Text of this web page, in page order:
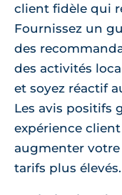
client fidèle qui
Fournissez un
des
des activités
et soyez réactif
Les avis positifs
expérience
augmenter
tarifs plus élevés.